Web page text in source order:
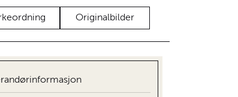
Originalbilder